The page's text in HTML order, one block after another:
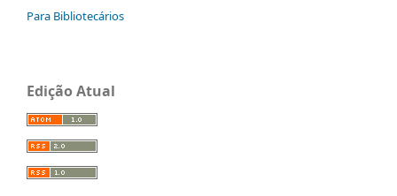
Para Bibliotecários
Edição Atual